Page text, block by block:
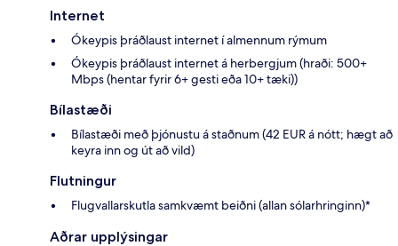
Internet
Ókeypis þráðlaust internet í almennum rýmum
Ókeypis þráðlaust internet á herbergjum (hraði: 500+
Mbps (hentar fyrir 6+ gesti eða 10+ tæki))
Bílastæði
Bílastæði með þjónustu á staðnum (42 EUR á nótt; hægt að
keyra inn og út að vild)
Flutningur
Flugvallarskutla samkvæmt beiðni (allan sólarhringinn)*
Aðrar upplýsingar